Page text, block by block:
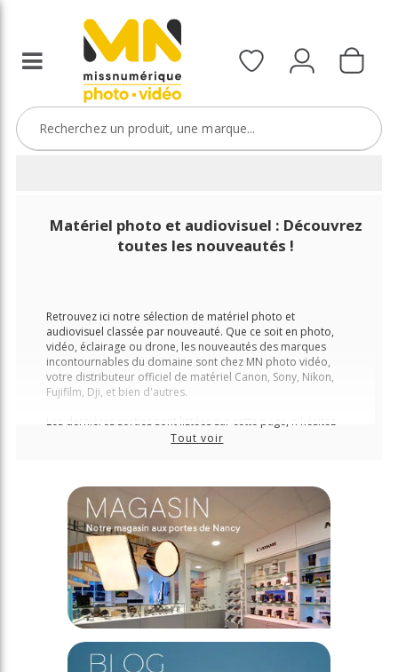
Matériel photo et audiovisuel : Découvrez
toutes les nouveautés !
Tout voir
Retrouvez ici notre sélection de matériel photo et
audiovisuel classée par nouveauté. Que ce soit en photo,
vidéo, éclairage ou drone, les nouveautés des marques
incontournables du domaine sont chez MN photo vidéo,
votre distributeur officiel de matériel Canon, Sony, Nikon,
Fujifilm, Dji, et bien d'autres.
Les dernières sorties sont listées sur cette page, n'hésitez
plus à les précommander pour les recevoir au plus tôt !